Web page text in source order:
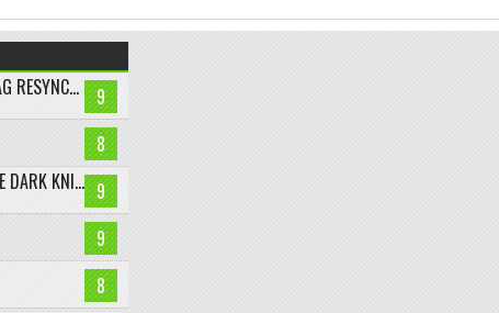
9
ASSASSIN’S CREED BLACK FLAG RESYNCED
8
9
LEGO BATMAN: LEGACY OF THE DARK KNIGHT
9
8